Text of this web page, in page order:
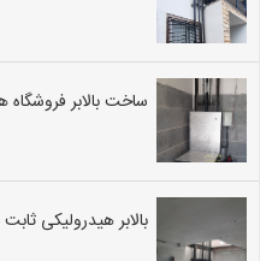
ساخت بالابر
بالابر هیدرولیکی